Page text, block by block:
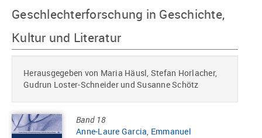
Geschlechterforschung in Geschichte,
Kultur und Literatur
Herausgegeben von Maria Häusl, Stefan Horlacher,
Gudrun Loster-Schneider und Susanne Schötz
Band 18
Anne-Laure Garcia, Emmanuel